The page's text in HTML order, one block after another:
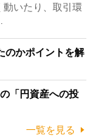
いたり、取引環
のかポイントを解
「円資産への投
一覧を見る